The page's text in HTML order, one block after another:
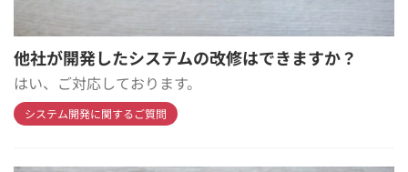
他社が開発したシステムの改修はできますか？
はい、ご対応しております。
システム開発に関するご質問